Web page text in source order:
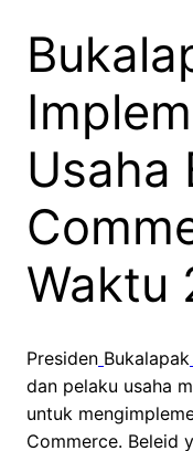
Usaha
Waktu
Presiden Bukalapak
dan pelaku usaha
untuk
Commerce. Beleid